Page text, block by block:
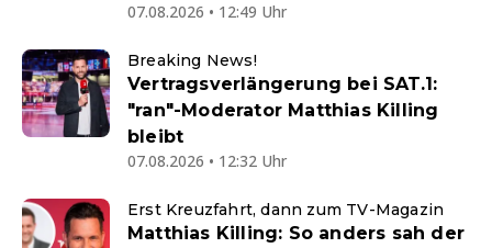
07.08.2026 • 12:49 Uhr
Breaking News!
Vertragsverlängerung bei SAT.1:
"ran"-Moderator Matthias Killing
bleibt
07.08.2026 • 12:32 Uhr
Erst Kreuzfahrt, dann zum TV-Magazin
Matthias Killing: So anders sah der